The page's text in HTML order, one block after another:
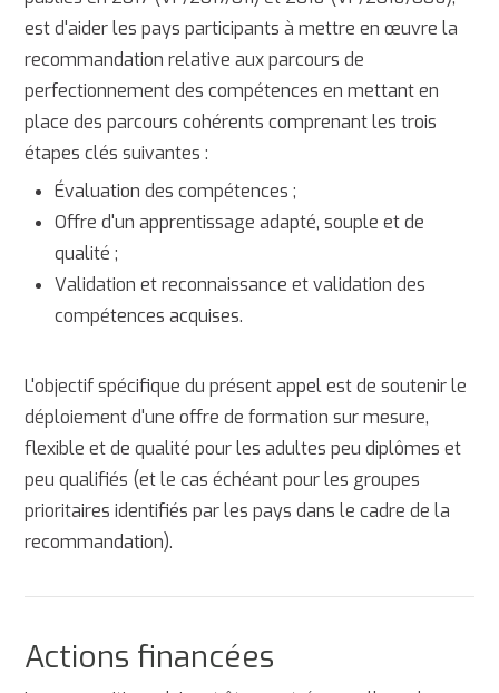
est d'aider les pays participants à mettre en œuvre la
recommandation relative aux parcours de
perfectionnement des compétences en mettant en
place des parcours cohérents comprenant les trois
étapes clés suivantes :
Évaluation des compétences ;
Offre d'un apprentissage adapté, souple et de
qualité ;
Validation et reconnaissance et validation des
compétences acquises.
L'objectif spécifique du présent appel est de soutenir le
déploiement d'une offre de formation sur mesure,
flexible et de qualité pour les adultes peu diplômes et
peu qualifiés (et le cas échéant pour les groupes
prioritaires identifiés par les pays dans le cadre de la
recommandation).
Actions financées